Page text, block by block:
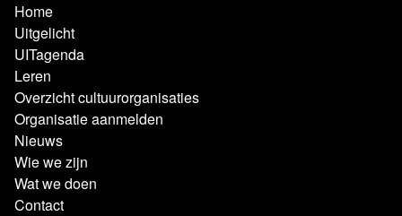
Home
Uitgelicht
UITagenda
Leren
Overzicht cultuurorganisaties
Organisatie aanmelden
Nieuws
Wie we zijn
Wat we doen
Contact